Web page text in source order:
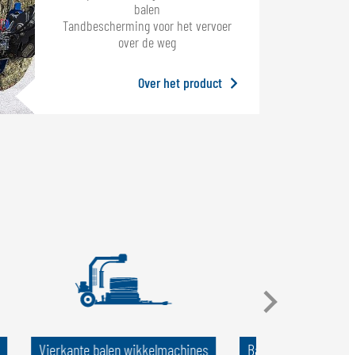
balen
Tandbescherming voor het vervoer
over de weg
Over het product
Vierkante balen wikkelmachines Balen-